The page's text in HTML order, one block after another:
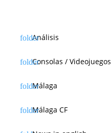
Análisis
Consolas / Videojuegos
Málaga
Málaga CF